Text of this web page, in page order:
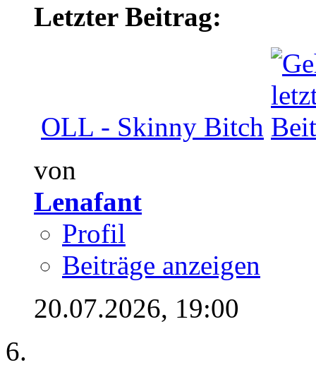
Letzter Beitrag:
OLL - Skinny Bitch
von
Lenafant
Profil
Beiträge anzeigen
20.07.2026, 19:00